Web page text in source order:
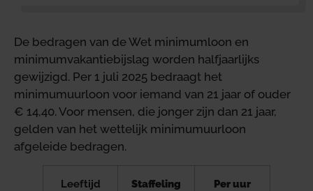
De bedragen van de Wet minimumloon en
minimumvakantiebijslag worden halfjaarlijks
gewijzigd. Per 1 juli 2025 bedraagt het
minimumuurloon voor iemand van 21 jaar of ouder
€ 14,40. Voor mensen, die jonger zijn dan 21 jaar,
gelden van het wettelijk minimumuurloon
afgeleide bedragen.
Leeftijd Staffeling Per uur